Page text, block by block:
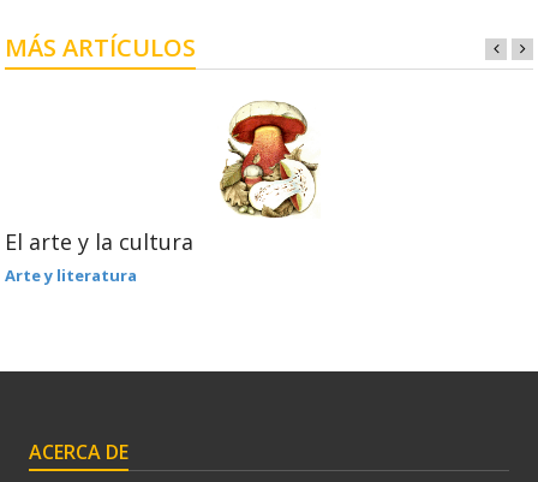
MÁS ARTÍCULOS
El arte y la cultura
Arte y literatura
ACERCA DE